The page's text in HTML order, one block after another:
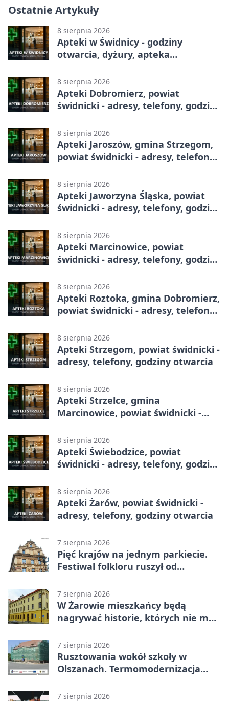
Ostatnie Artykuły
8 sierpnia 2026
Apteki w Świdnicy - godziny
otwarcia, dyżury, apteka
8 sierpnia 2026
Apteki Dobromierz, powiat
świdnicki - adresy, telefony, godziny
8 sierpnia 2026
Apteki Jaroszów, gmina Strzegom,
powiat świdnicki - adresy, telefony,
8 sierpnia 2026
Apteki Jaworzyna Śląska, powiat
świdnicki - adresy, telefony, godziny
8 sierpnia 2026
Apteki Marcinowice, powiat
świdnicki - adresy, telefony, godziny
8 sierpnia 2026
Apteki Roztoka, gmina Dobromierz,
powiat świdnicki - adresy, telefony,
8 sierpnia 2026
Apteki Strzegom, powiat świdnicki -
adresy, telefony, godziny otwarcia
8 sierpnia 2026
Apteki Strzelce, gmina
Marcinowice, powiat świdnicki -
8 sierpnia 2026
Apteki Świebodzice, powiat
świdnicki - adresy, telefony, godziny
8 sierpnia 2026
Apteki Żarów, powiat świdnicki -
adresy, telefony, godziny otwarcia
7 sierpnia 2026
Pięć krajów na jednym parkiecie.
Festiwal folkloru ruszył od
7 sierpnia 2026
W Żarowie mieszkańcy będą
nagrywać historie, których nie ma
7 sierpnia 2026
Rusztowania wokół szkoły w
Olszanach. Termomodernizacja
7 sierpnia 2026